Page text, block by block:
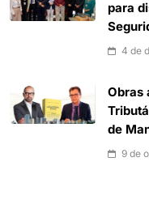
para
4 de
Obras
de
9 de